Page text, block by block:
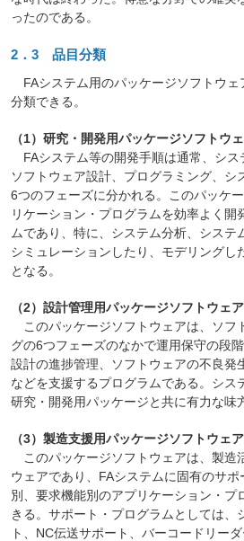
ったのである。
2．3 品目分類
FAシステム用のパッケージソフトウェ
分類できる。
（1）研究・開発用パッケージソフトウ
FAシステム等の開発手順は通常、シス
ソフトウェア設計、プログラミング、シ
6つのフェーズに分かれる。このパッケ
リケーション・プログラムを効率よく開
ムであり、特に、システム分析、システ
シミュレーションしたり、モデリングし
となる。
（2）設計管理用パッケージソフトウェア
このパッケージソフトウェアは、ソフ
グの6つフェーズのなかで運用保守の段
設計の進捗管理、ソフトウェアの不良発
などを支援するプログラムである。シス
研究・開発用パッケージと共に有力な味
（3）製造支援用パッケージソフトウェア
このパッケージソフトウェアは、製造
ウェアであり、FAシステムに固有のサ
別、要求機能別のアプリケーション・プ
きる。サポート・プログラムとしては、
ト、NC伝送サポート、バーコードリー